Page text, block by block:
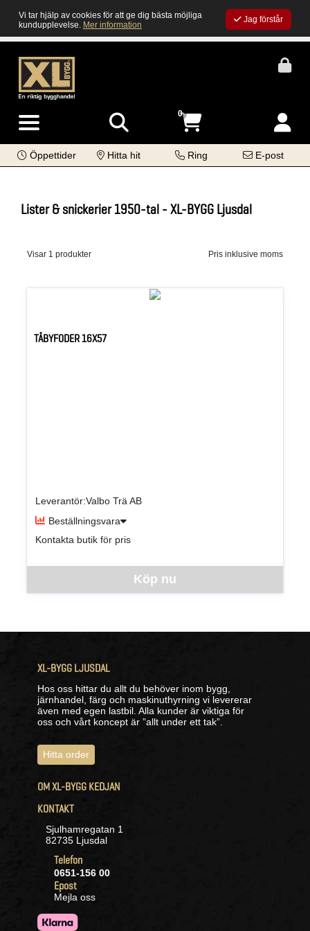
Vi tar hjälp av cookies för att ge dig bästa möjliga
kundupplevelse. Mer information
Jag förstår
0
Öppettider Hitta hit Ring E-post
Lister & snickerier 1950-tal - XL-BYGG Ljusdal
Visar 1 produkter Pris inklusive moms
TÄBYFODER 16X57
Leverantör:Valbo Trä AB
Beställningsvara
Köp nu
Kontakta butik för pris
XL-BYGG LJUSDAL
Hos oss hittar du allt du behöver inom bygg,
järnhandel, färg och maskinuthyrning vi levererar
även med egen lastbil. Alla kunder är viktiga för
oss och vårt koncept är ”allt under ett tak”.
Hitta order
OM XL-BYGG KEDJAN
KONTAKT
Sjulhamregatan 1
82735 Ljusdal
Telefon
0651-156 00
Epost
Mejla oss